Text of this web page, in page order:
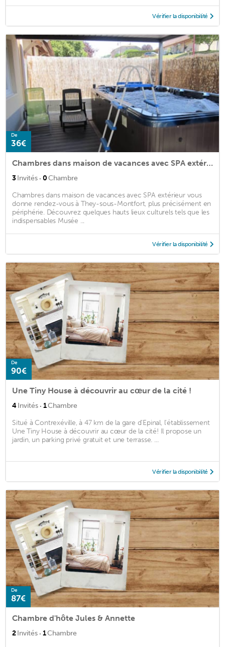
Vérifier la disponibilité
De
36€
Chambres dans maison de vacances avec SPA extérieur
3Invités · 0Chambre
Chambres dans maison de vacances avec SPA extérieur vous
donne rendez-vous à They-sous-Montfort, plus précisément en
périphérie. Découvrez quelques hauts lieux culturels tels que les
indispensables Musée ...
Vérifier la disponibilité
De
90€
Une Tiny House à découvrir au cœur de la cité !
4Invités · 1Chambre
Situé à Contrexéville, à 47 km de la gare d'Epinal, l'établissement
Une Tiny House à découvrir au cœur de la cité! Il propose un
jardin, un parking privé gratuit et une terrasse. ...
Vérifier la disponibilité
De
87€
Chambre d'hôte Jules & Annette
2Invités · 1Chambre